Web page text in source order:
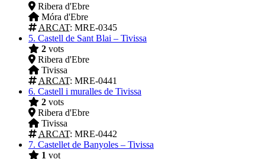
Ribera d'Ebre
Móra d'Ebre
ARCAT: MRE-0345
5. Castell de Sant Blai – Tivissa
2 vots
Ribera d'Ebre
Tivissa
ARCAT: MRE-0441
6. Castell i muralles de Tivissa
2 vots
Ribera d'Ebre
Tivissa
ARCAT: MRE-0442
7. Castellet de Banyoles – Tivissa
1 vot